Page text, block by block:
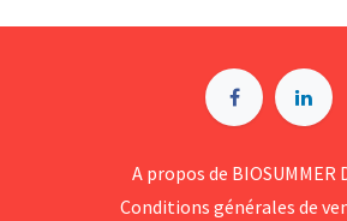
A p​ropos de BIOSUMMER
Conditions générales d​e